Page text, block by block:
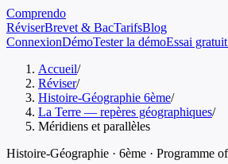
Comprendo
RéviserBrevet & BacTarifsBlog
ConnexionDémoTester la démoEssai gratuit
Accueil/
Réviser/
Histoire-Géographie 6ème/
La Terre — repères géographiques/
Méridiens et parallèles
Histoire-Géographie · 6ème · Programme